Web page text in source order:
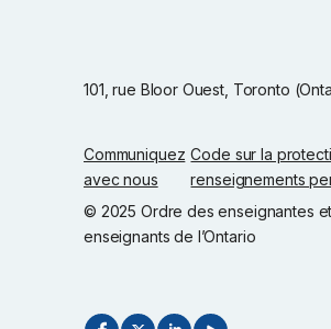
101, rue Bloor Ouest, Toronto
Communiquez
avec nous
Code sur la
renseignements
© 2025 Ordre des enseignantes
enseignants de l’Ontario